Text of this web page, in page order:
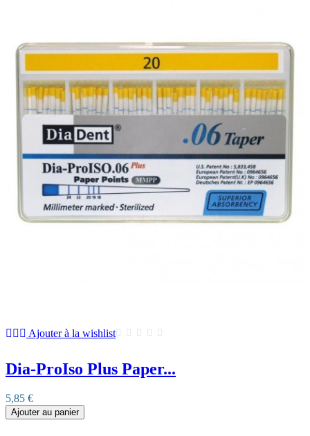
Ajouter à la wishlist
Dia-ProIso Plus Paper...
5,85 €
Ajouter au panier